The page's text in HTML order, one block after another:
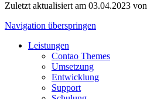
Zuletzt aktualisiert am 03.04.2023
Navigation überspringen
Leistungen
Contao Themes
Umsetzung
Entwicklung
Support